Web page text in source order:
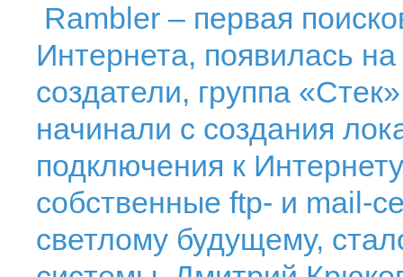
Rambler – первая
Интернета, появилась
создатели, группа
начинали с создания
подключения к
собственные ftp- и mail-
светлому будущему,